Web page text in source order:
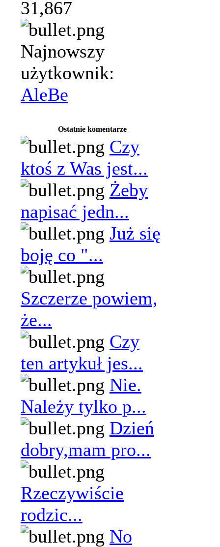
31,867
Najnowszy
użytkownik:
AleBe
Ostatnie komentarze
Czy
ktoś z Was jest...
Żeby
napisać jedn...
Już się
boję co "...
Szczerze powiem,
że...
Czy
ten artykuł jes...
Nie.
Należy tylko p...
Dzień
dobry,mam pro...
Rzeczywiście
rodzic...
No